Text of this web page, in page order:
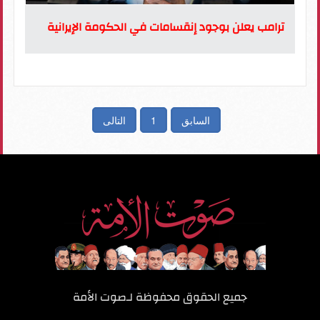
ترامب يعلن بوجود إنقسامات في الحكومة الإيرانية
السابق 1 التالى
جميع الحقوق محفوظة لـصوت الأمة